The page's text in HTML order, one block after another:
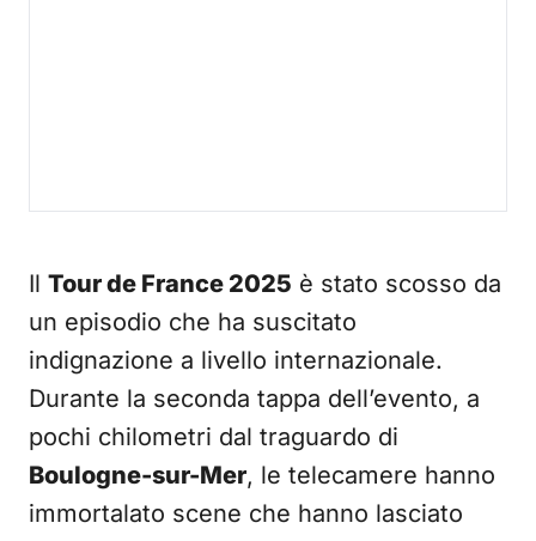
Il Tour de France 2025 è stato scosso da
un episodio che ha suscitato
indignazione a livello internazionale.
Durante la seconda tappa dell’evento, a
pochi chilometri dal traguardo di
Boulogne-sur-Mer, le telecamere hanno
immortalato scene che hanno lasciato